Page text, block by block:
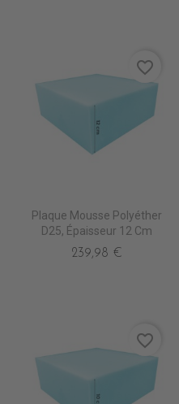
Plaque Mousse Polyéther
D25, Épaisseur 12 Cm
239,98 €
favorite_border
favorite_border